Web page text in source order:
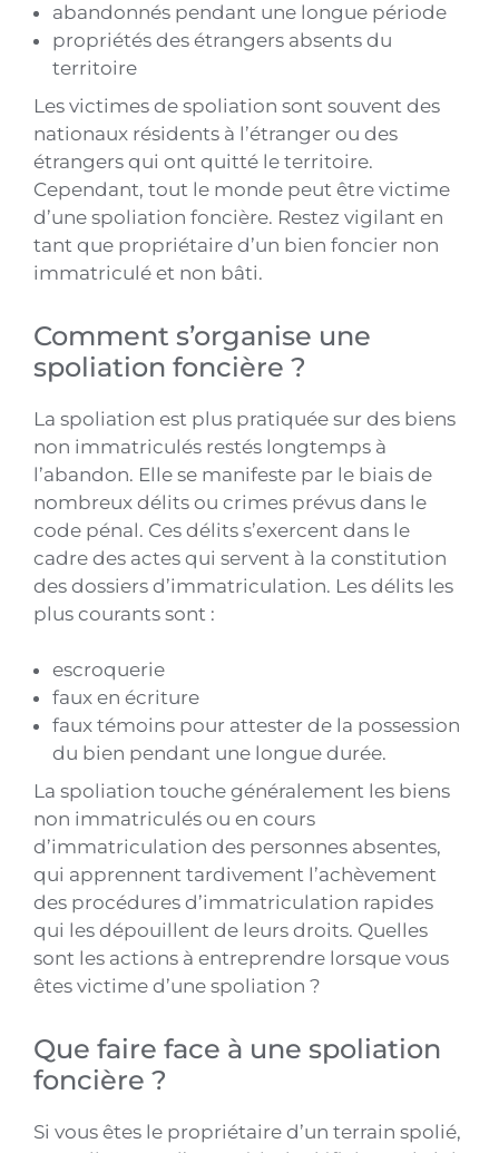
abandonnés pendant une longue période
propriétés des étrangers absents du
territoire
Les victimes de spoliation sont souvent des
nationaux résidents à l’étranger ou des
étrangers qui ont quitté le territoire.
Cependant, tout le monde peut être victime
d’une spoliation foncière. Restez vigilant en
tant que propriétaire d’un bien foncier non
immatriculé et non bâti.
Comment s’organise une
spoliation foncière ?
La spoliation est plus pratiquée sur des biens
non immatriculés restés longtemps à
l’abandon. Elle se manifeste par le biais de
nombreux délits ou crimes prévus dans le
code pénal. Ces délits s’exercent dans le
cadre des actes qui servent à la constitution
des dossiers d’immatriculation. Les délits les
plus courants sont :
escroquerie
faux en écriture
faux témoins pour attester de la possession
du bien pendant une longue durée.
La spoliation touche généralement les biens
non immatriculés ou en cours
d’immatriculation des personnes absentes,
qui apprennent tardivement l’achèvement
des procédures d’immatriculation rapides
qui les dépouillent de leurs droits. Quelles
sont les actions à entreprendre lorsque vous
êtes victime d’une spoliation ?
Que faire face à une spoliation
foncière ?
Si vous êtes le propriétaire d’un terrain spolié,